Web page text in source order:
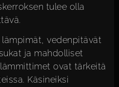
tulee olla
vedenpitävät
ja mahdolliset
ovat tärkeitä
Käsineiksi